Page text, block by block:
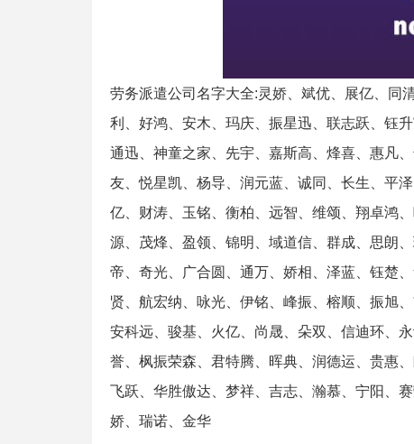
劳务派遣公司名字大全:灵娇、斌优、展亿、同
利、好鸿、安木、玛庆、振星迅、联志跃、钰
通迅、神童之家、先宇、嘉斯高、烽喜、惠凡
友、悦星凯、杨导、润元蓝、诚同、长生、平
亿、财涛、玉铭、衡柏、远智、维颂、翔卓鸿
源、茂烽、盈领、锦明、域道信、群成、思朗
帝、奇光、广合圆、通万、娇相、泽蓝、钰楚
贤、航宏纳、咏光、伊铭、峰振、榕顺、振旭
安科远、骏基、火亿、尚晟、朵双、信迪环、
誉、枫振荣森、君特腾、晖典、润德运、贵惠
飞跃、华胜傲达、梦祥、吉志、瀚慕、宁阳、
娇、瑞诺、金华